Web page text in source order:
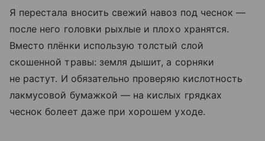
Я перестала вносить свежий навоз под чеснок —
после него головки рыхлые и плохо хранятся.
Вместо плёнки использую толстый слой
скошенной травы: земля дышит, а сорняки
не растут. И обязательно проверяю кислотность
лакмусовой бумажкой — на кислых грядках
чеснок болеет даже при хорошем уходе.